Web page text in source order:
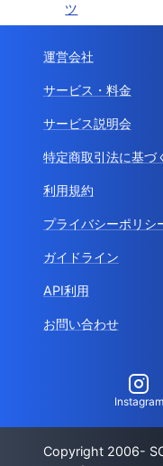
ツ
運営会社
サービス・料金
サービス説明会
特定商取引法に基づ
利用規約
プライバシーポリシ
ガイドライン
API利用
お問い合わせ
Instagram
Copyright 2006-